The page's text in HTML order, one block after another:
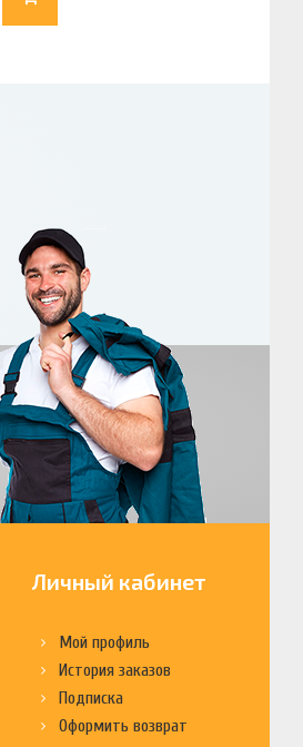
Личный кабинет
Мой профиль
История заказов
Подписка
Оформить возврат